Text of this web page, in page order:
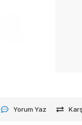
Yorum Yaz